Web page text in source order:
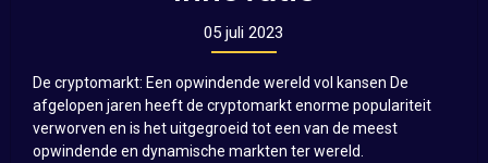
05 juli 2023
De cryptomarkt: Een opwindende wereld vol kansen De
afgelopen jaren heeft de cryptomarkt enorme populariteit
verworven en is het uitgegroeid tot een van de meest
opwindende en dynamische markten ter wereld.